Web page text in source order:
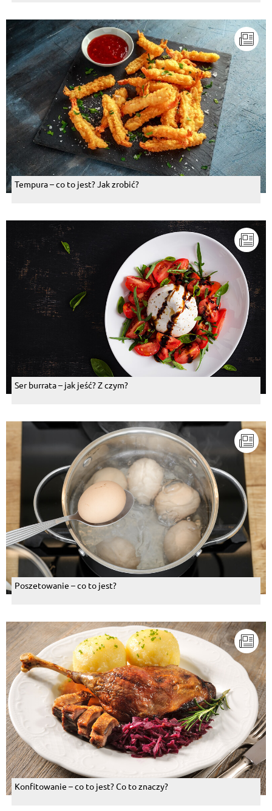
Tempura – co to jest? Jak zrobić?
Ser burrata – jak jeść? Z czym?
Poszetowanie – co to jest?
Konfitowanie – co to jest? Co to znaczy?